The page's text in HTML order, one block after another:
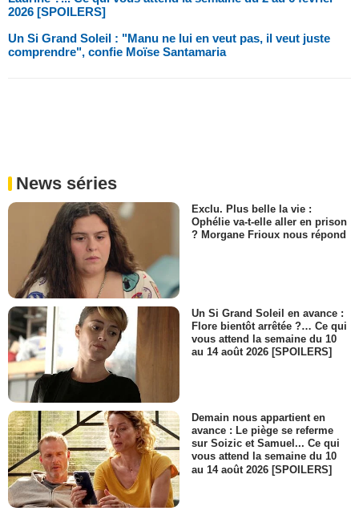
2026 [SPOILERS]
Un Si Grand Soleil : "Manu ne lui en veut pas, il veut juste
comprendre", confie Moïse Santamaria
News séries
Exclu. Plus belle la vie :
Ophélie va-t-elle aller en prison
? Morgane Frioux nous répond
Un Si Grand Soleil en avance :
Flore bientôt arrêtée ?… Ce qui
vous attend la semaine du 10
au 14 août 2026 [SPOILERS]
Demain nous appartient en
avance : Le piège se referme
sur Soizic et Samuel... Ce qui
vous attend la semaine du 10
au 14 août 2026 [SPOILERS]